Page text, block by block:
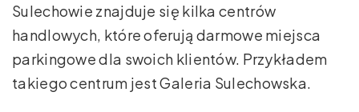
Sulechowie znajduje się kilka centrów
handlowych, które oferują darmowe miejsca
parkingowe dla swoich klientów. Przykładem
takiego centrum jest Galeria Sulechowska.